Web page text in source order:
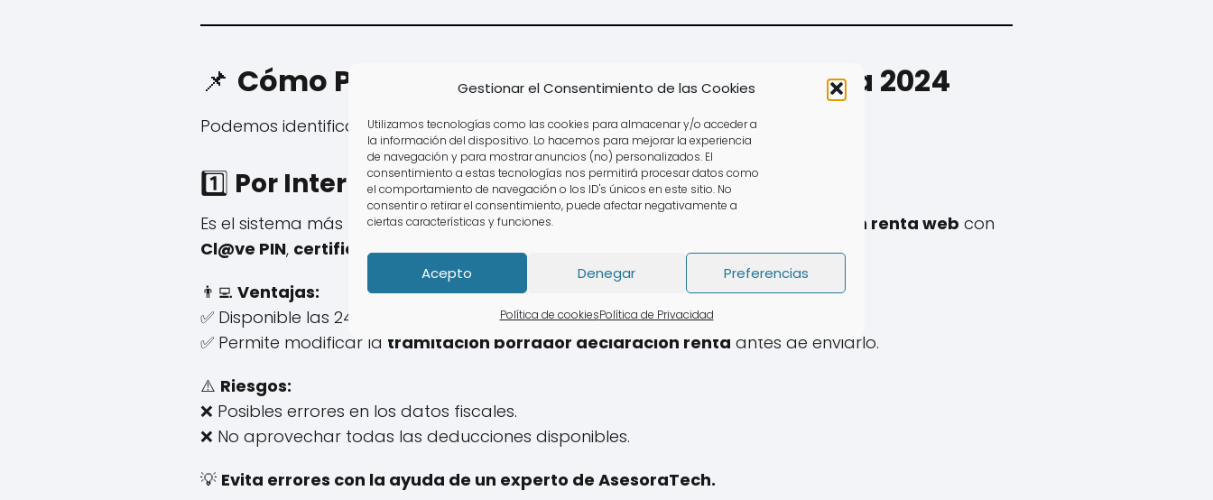
Gestionar el Consentimiento de las Cookies
Utilizamos tecnologías como las cookies para almacenar y/o acceder a
la información del dispositivo. Lo hacemos para mejorar la experiencia
de navegación y para mostrar anuncios (no) personalizados. El
consentimiento a estas tecnologías nos permitirá procesar datos como
el comportamiento de navegación o los ID's únicos en este sitio. No
consentir o retirar el consentimiento, puede afectar negativamente a
ciertas características y funciones.
Acepto Denegar Preferencias
Política de cookiesPolítica de Privacidad
📌 Cómo Presentar la Declaración de la Renta 2024
Podemos identificar tres formas principalesde realizar la declaración:
1️⃣ Por Internet con Renta Web
Es el sistema más rápido. Tienes la opción de acceder a tu borrador declaración renta web con
Cl@ve PIN, certificado digital o "número de referencia".
👨‍💻 Ventajas:
✅ Disponible las 24 horas.
✅ Permite modificar la tramitación borrador declaración renta antes de enviarlo.
⚠️ Riesgos:
❌ Posibles errores en los datos fiscales.
❌ No aprovechar todas las deducciones disponibles.
💡 Evita errores con la ayuda de un experto de AsesoraTech.